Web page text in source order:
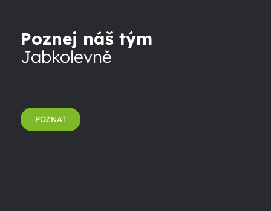
Poznej náš tým
Jabkolevně
POZNAT